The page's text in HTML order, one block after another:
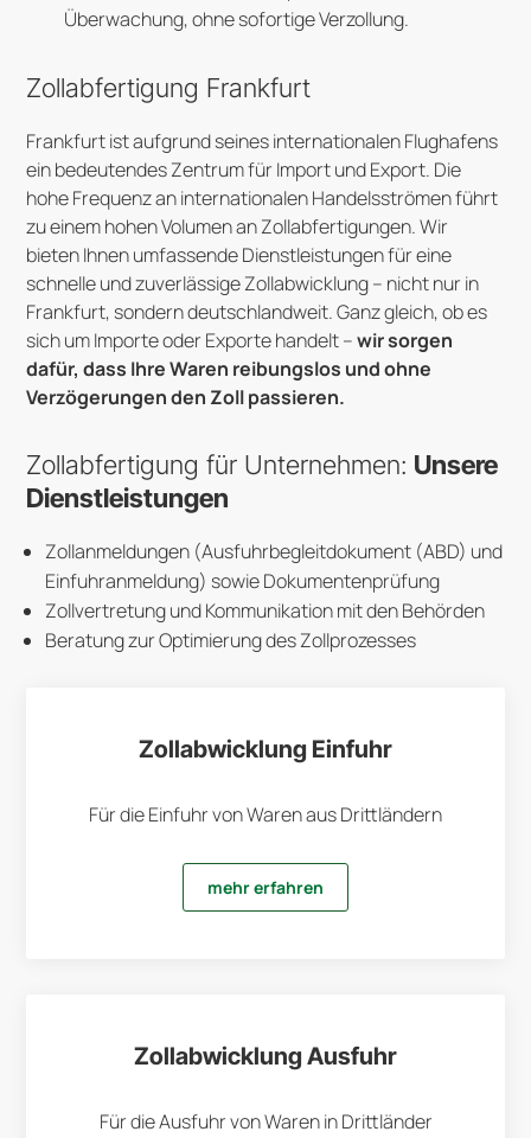
Überwachung, ohne sofortige Verzollung.
Zollabfertigung Frankfurt
Frankfurt ist aufgrund seines internationalen Flughafens
ein bedeutendes Zentrum für Import und Export. Die
hohe Frequenz an internationalen Handelsströmen führt
zu einem hohen Volumen an Zollabfertigungen. Wir
bieten Ihnen umfassende Dienstleistungen für eine
schnelle und zuverlässige Zollabwicklung – nicht nur in
Frankfurt, sondern deutschlandweit. Ganz gleich, ob es
sich um Importe oder Exporte handelt –wir sorgen
dafür, dass Ihre Waren reibungslos und ohne
Verzögerungen den Zoll passieren.
Zollabfertigung für Unternehmen: Unsere
Dienstleistungen
Zollanmeldungen (Ausfuhrbegleitdokument (ABD) und
Einfuhranmeldung) sowie Dokumentenprüfung
Zollvertretung und Kommunikation mit den Behörden
Beratung zur Optimierung des Zollprozesses
Zollabwicklung Einfuhr
Für die Einfuhr von Waren aus Drittländern
mehr erfahren
Zollabwicklung Ausfuhr
Für die Ausfuhr von Waren in Drittländer